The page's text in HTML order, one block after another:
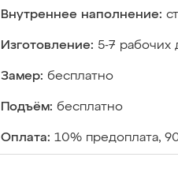
Внутреннее наполнение:
Изготовление: 5-7 рабочих
Замер: бесплатно
Подъём: бесплатно
Оплата: 10% предоплата,